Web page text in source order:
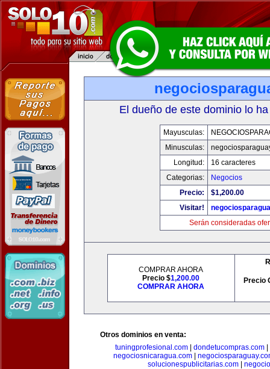
El dueño de este dominio lo
Mayusculas:
Minusculas:
Longitud:
16 caracteres
Categorias:
Negocios
Precio:
$1,200.00
Visitar!
Serán consideradas
COMPRAR AHORA
Precio $1,200.00
COMPRAR AHORA
Precio
Otros dominios en venta:
tuningprofesional.com| dondetucompras.com|
negociosnicaragua.com
solucionespublicitarias.com|